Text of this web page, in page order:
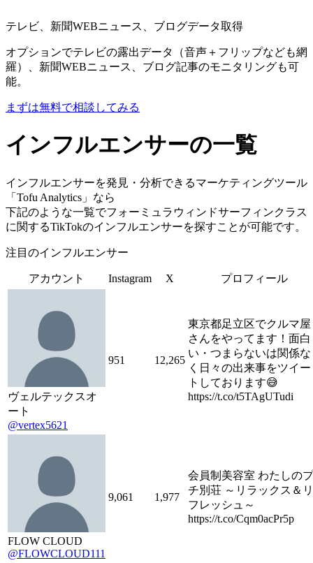
テレビ、新聞WEBニュース、ブログデータ取得
オプションでテレビの露出データ（音声＋フリップなども網
羅）、新聞WEBニュース、ブログ記事のモニタリングも可
能。
まずは無料で相談してみる
インフルエンサーの一覧
インフルエンサーを発見・分析できるマーケティングツール
「Tofu Analytics」なら
下記のような一覧でフォーミュラウィンドサーフィンクラス
に関するTikTokのインフルエンサーを探すことが可能です。
注目のインフルエンサー
アカウント Instagram X プロフィール
ヴェルテックスオ
ート
@vertex5621
951 12,265
東京都足立区でクルマ屋
さんをやってます！面白
い・つまらないは関係な
く日々の出来事をツイー
トしております😅
https://t.co/t5TAgUTudi
FLOW CLOUD
@FLOWCLOUD111
9,061 1,977
会員制美容室 わたしのプ
チ別荘 ～リラックス＆リ
フレッシュ～
https://t.co/Cqm0acPr5p